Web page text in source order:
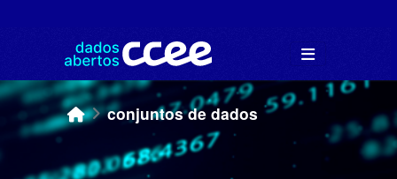
conjuntos de dados